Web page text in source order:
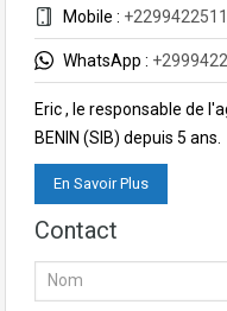
Mobile :
WhatsApp :
Eric , le responsable de
BENIN (SIB) depuis 5 ans.
En Savoir Plus
Contact